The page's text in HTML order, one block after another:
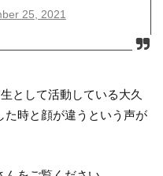
25, 2021
として活動している大久
た時と顔が違うという声が